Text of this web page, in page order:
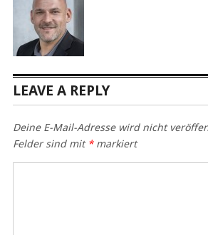
LEAVE A REPLY
Deine E-Mail-Adresse wird nicht
Felder sind mit *markiert